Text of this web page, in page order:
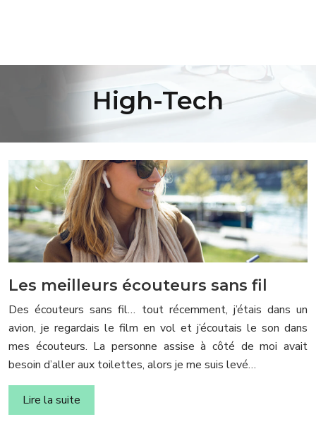
High-Tech
Les meilleurs écouteurs sans fil
Des écouteurs sans fil… tout récemment, j’étais dans un
avion, je regardais le film en vol et j’écoutais le son dans
mes écouteurs. La personne assise à côté de moi avait
besoin d’aller aux toilettes, alors je me suis levé…
Lire la suite